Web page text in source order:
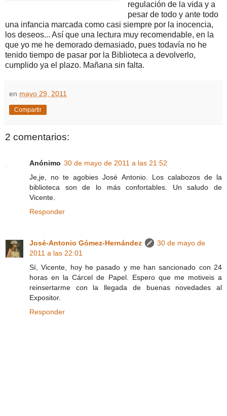
regulación de la vida y a
pesar de todo y ante todo
una infancia marcada como casi siempre por la inocencia,
los deseos... Así que una lectura muy recomendable, en la
que yo me he demorado demasiado, pues todavía no he
tenido tiempo de pasar por la Biblioteca a devolverlo,
cumplido ya el plazo. Mañana sin falta.
en mayo 29, 2011
Compartir
2 comentarios:
Anónimo 30 de mayo de 2011 a las 21:52
Je,je, no te agobies José Antonio. Los calabozos de la
biblioteca son de lo más confortables. Un saludo de
Vicente.
Responder
José-Antonio Gómez-Hernández
30 de mayo de
2011 a las 22:01
Sí, Vicente, hoy he pasado y me han sancionado con 24
horas en la Cárcel de Papel. Espero que me motiveis a
reinsertarme con la llegada de buenas novedades al
Expositor.
Responder